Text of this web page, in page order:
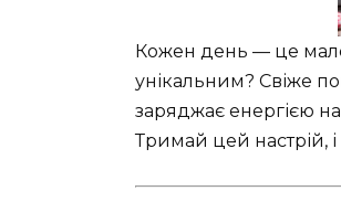
Кожен день — це
унікальним? Свіже
заряджає енергією
Тримай цей настрій,